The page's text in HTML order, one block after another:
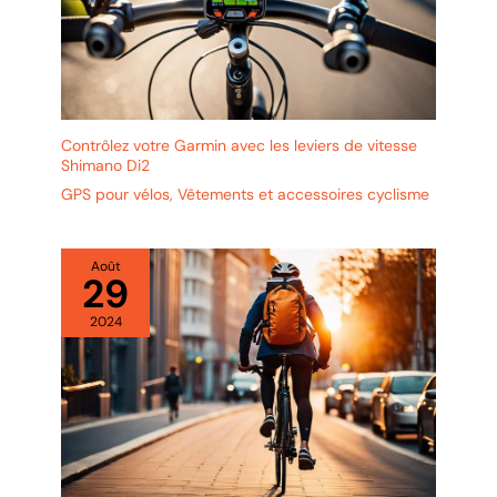
Contrôlez votre Garmin avec les leviers de vitesse
Shimano Di2
GPS pour vélos, Vêtements et accessoires cyclisme
Août
29
2024